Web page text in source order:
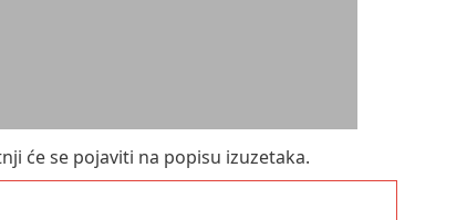
će se pojaviti na popisu izuzetaka.